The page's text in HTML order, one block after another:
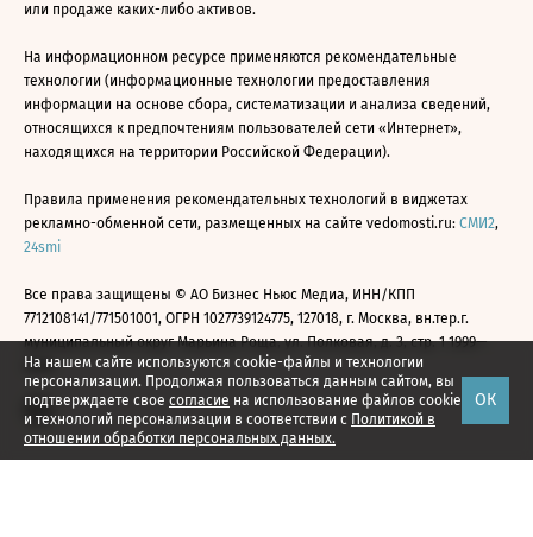
На нашем сайте используются cookie-файлы и технологии
персонализации. Продолжая пользоваться данным сайтом, вы
подтверждаете свое согласие на использование файлов cookie
и технологий персонализации в соответствии с Политикой в
отношении обработки персональных данных.
ОК
или продаже каких-либо активов.
На информационном ресурсе применяются рекомендательные
технологии (информационные технологии предоставления
информации на основе сбора, систематизации и анализа сведений,
относящихся к предпочтениям пользователей сети «Интернет»,
находящихся на территории Российской Федерации).
Правила применения рекомендательных технологий в виджетах
рекламно-обменной сети, размещенных на сайте vedomosti.ru: СМИ2,
24smi
Все права защищены © АО Бизнес Ньюс Медиа, ИНН/КПП
7712108141/771501001, ОГРН 1027739124775, 127018, г. Москва, вн.тер.г.
муниципальный округ Марьина Роща, ул. Полковая, д. 3, стр. 1 1999—
2026